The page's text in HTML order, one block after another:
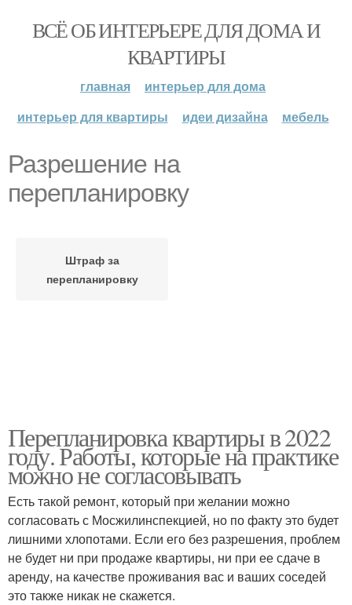
ВСЁ ОБ ИНТЕРЬЕРЕ ДЛЯ ДОМА И
КВАРТИРЫ
главная
интерьер для дома
интерьер для квартиры
идеи дизайна мебель
Разрешение на
перепланировку
Штраф за
перепланировку
Перепланировка квартиры в 2022
году. Работы, которые на практике
можно не согласовывать
Есть такой ремонт, который при желании можно
согласовать с Мосжилинспекцией, но по факту это будет
лишними хлопотами. Если его без разрешения, проблем
не будет ни при продаже квартиры, ни при ее сдаче в
аренду, на качестве проживания вас и ваших соседей
это также никак не скажется.